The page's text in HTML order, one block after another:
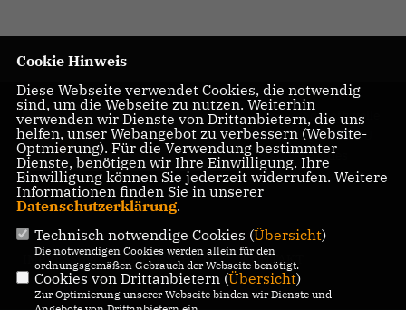
Diese ist die offizielle
Homepage des CDU
Stadtverbandes
Versmold.
IMPRESSUM DATENSCHUTZ KONTAKT
Cookie Hinweis
Diese Webseite verwendet Cookies, die notwendig
sind, um die Webseite zu nutzen. Weiterhin
verwenden wir Dienste von Drittanbietern, die uns
helfen, unser Webangebot zu verbessern (Website-
Optmierung). Für die Verwendung bestimmter
Dienste, benötigen wir Ihre Einwilligung. Ihre
Einwilligung können Sie jederzeit widerrufen. Weitere
Informationen finden Sie in unserer
Datenschutzerklärung.
Technisch notwendige Cookies (Übersicht)
Die notwendigen Cookies werden allein für den
ordnungsgemäßen Gebrauch der Webseite benötigt.
Cookies von Drittanbietern (Übersicht)
Zur Optimierung unserer Webseite binden wir Dienste und